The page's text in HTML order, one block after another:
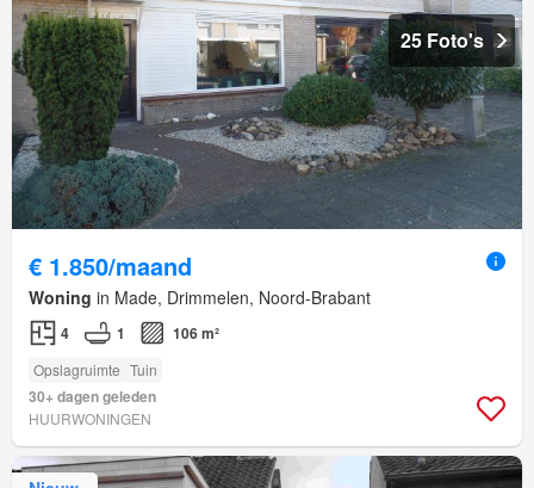
25 Foto's
€ 1.850/maand
Woning in Made, Drimmelen, Noord-Brabant
4 1 106 m²
Opslagruimte Tuin
30+ dagen geleden
HUURWONINGEN